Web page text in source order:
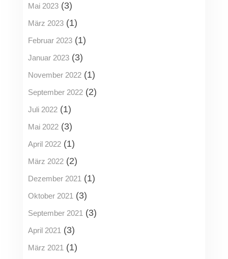
Mai 2023(3)
März 2023(1)
Februar 2023(1)
Januar 2023(3)
November 2022(1)
September 2022(2)
Juli 2022(1)
Mai 2022(3)
April 2022(1)
März 2022(2)
Dezember 2021(1)
Oktober 2021(3)
September 2021(3)
April 2021(3)
März 2021(1)